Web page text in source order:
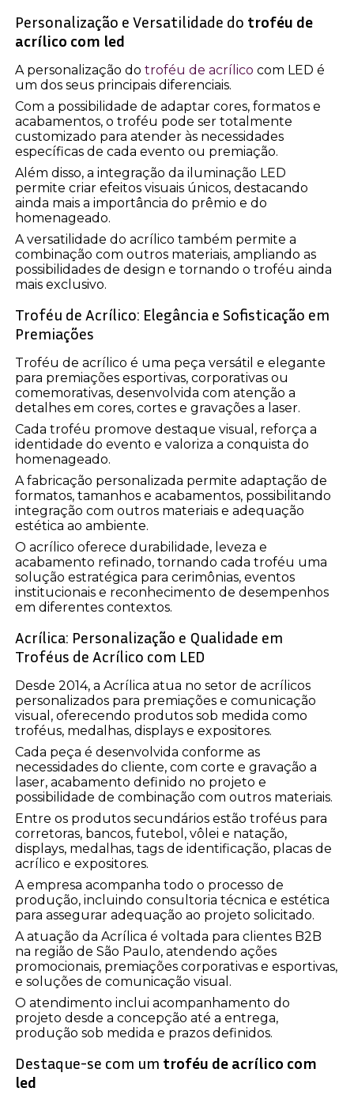
Personalização e Versatilidade do troféu de
acrílico com led
A personalização dotroféu de acrílico com LED é
um dos seus principais diferenciais.
Com a possibilidade de adaptar cores, formatos e
acabamentos, o troféu pode ser totalmente
customizado para atender às necessidades
específicas de cada evento ou premiação.
Além disso, a integração da iluminação LED
permite criar efeitos visuais únicos, destacando
ainda mais a importância do prêmio e do
homenageado.
A versatilidade do acrílico também permite a
combinação com outros materiais, ampliando as
possibilidades de design e tornando o troféu ainda
mais exclusivo.
Troféu de Acrílico: Elegância e Sofisticação em
Premiações
Troféu de acrílico é uma peça versátil e elegante
para premiações esportivas, corporativas ou
comemorativas, desenvolvida com atenção a
detalhes em cores, cortes e gravações a laser.
Cada troféu promove destaque visual, reforça a
identidade do evento e valoriza a conquista do
homenageado.
A fabricação personalizada permite adaptação de
formatos, tamanhos e acabamentos, possibilitando
integração com outros materiais e adequação
estética ao ambiente.
O acrílico oferece durabilidade, leveza e
acabamento refinado, tornando cada troféu uma
solução estratégica para cerimônias, eventos
institucionais e reconhecimento de desempenhos
em diferentes contextos.
Acrílica: Personalização e Qualidade em
Troféus de Acrílico com LED
Desde 2014, a Acrílica atua no setor de acrílicos
personalizados para premiações e comunicação
visual, oferecendo produtos sob medida como
troféus, medalhas, displays e expositores.
Cada peça é desenvolvida conforme as
necessidades do cliente, com corte e gravação a
laser, acabamento definido no projeto e
possibilidade de combinação com outros materiais.
Entre os produtos secundários estão troféus para
corretoras, bancos, futebol, vôlei e natação,
displays, medalhas, tags de identificação, placas de
acrílico e expositores.
A empresa acompanha todo o processo de
produção, incluindo consultoria técnica e estética
para assegurar adequação ao projeto solicitado.
A atuação da Acrílica é voltada para clientes B2B
na região de São Paulo, atendendo ações
promocionais, premiações corporativas e esportivas,
e soluções de comunicação visual.
O atendimento inclui acompanhamento do
projeto desde a concepção até a entrega,
produção sob medida e prazos definidos.
Destaque-se com um troféu de acrílico com
led